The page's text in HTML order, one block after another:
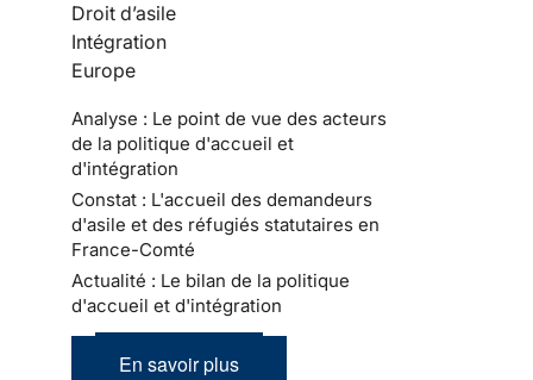
Droit d’asile
Intégration
Europe
Analyse : Le point de vue des acteurs
de la politique d'accueil et
d'intégration
Constat : L'accueil des demandeurs
d'asile et des réfugiés statutaires en
France-Comté
Actualité : Le bilan de la politique
d'accueil et d'intégration
En savoir plus